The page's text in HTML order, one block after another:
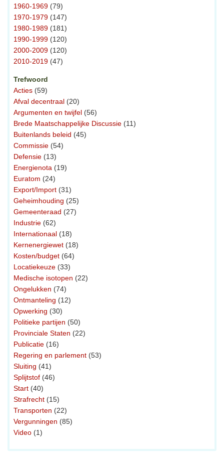
1960-1969 (79)
1970-1979 (147)
1980-1989 (181)
1990-1999 (120)
2000-2009 (120)
2010-2019 (47)
Trefwoord
Acties (59)
Afval decentraal (20)
Argumenten en twijfel (56)
Brede Maatschappelijke Discussie (11)
Buitenlands beleid (45)
Commissie (54)
Defensie (13)
Energienota (19)
Euratom (24)
Export/Import (31)
Geheimhouding (25)
Gemeenteraad (27)
Industrie (62)
Internationaal (18)
Kernenergiewet (18)
Kosten/budget (64)
Locatiekeuze (33)
Medische isotopen (22)
Ongelukken (74)
Ontmanteling (12)
Opwerking (30)
Politieke partijen (50)
Provinciale Staten (22)
Publicatie (16)
Regering en parlement (53)
Sluiting (41)
Splijtstof (46)
Start (40)
Strafrecht (15)
Transporten (22)
Vergunningen (85)
Video (1)